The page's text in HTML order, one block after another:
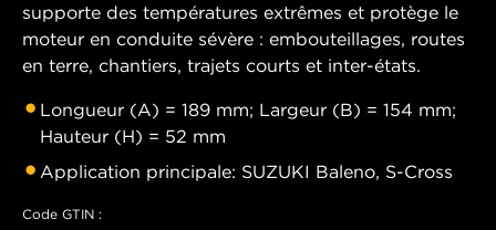
supporte des températures extrêmes et protège le
moteur en conduite sévère : embouteillages, routes
en terre, chantiers, trajets courts et inter-états.
Longueur (A) = 189 mm; Largeur (B) = 154 mm;
Hauteur (H) = 52 mm
Application principale: SUZUKI Baleno, S-Cross
Code GTIN :